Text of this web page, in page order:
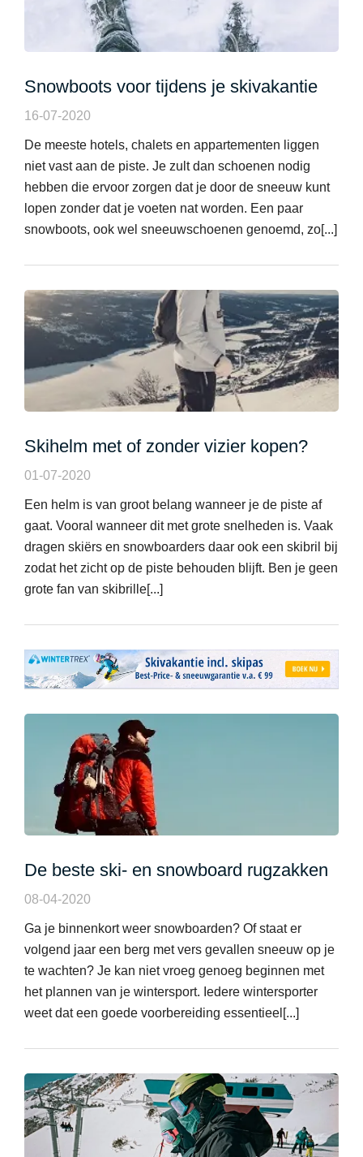
Snowboots voor tijdens je skivakantie
16-07-2020
De meeste hotels, chalets en appartementen liggen
niet vast aan de piste. Je zult dan schoenen nodig
hebben die ervoor zorgen dat je door de sneeuw kunt
lopen zonder dat je voeten nat worden. Een paar
snowboots, ook wel sneeuwschoenen genoemd, zo[...]
Skihelm met of zonder vizier kopen?
01-07-2020
Een helm is van groot belang wanneer je de piste af
gaat. Vooral wanneer dit met grote snelheden is. Vaak
dragen skiërs en snowboarders daar ook een skibril bij
zodat het zicht op de piste behouden blijft. Ben je geen
grote fan van skibrille[...]
De beste ski- en snowboard rugzakken
08-04-2020
Ga je binnenkort weer snowboarden? Of staat er
volgend jaar een berg met vers gevallen sneeuw op je
te wachten? Je kan niet vroeg genoeg beginnen met
het plannen van je wintersport. Iedere wintersporter
weet dat een goede voorbereiding essentieel[...]